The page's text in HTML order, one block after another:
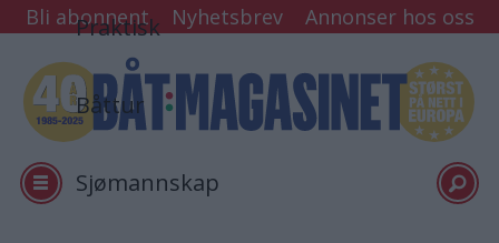
Bli abonnent Nyhetsbrev Annonser hos oss
Praktisk
Båttur
Sjømannskap